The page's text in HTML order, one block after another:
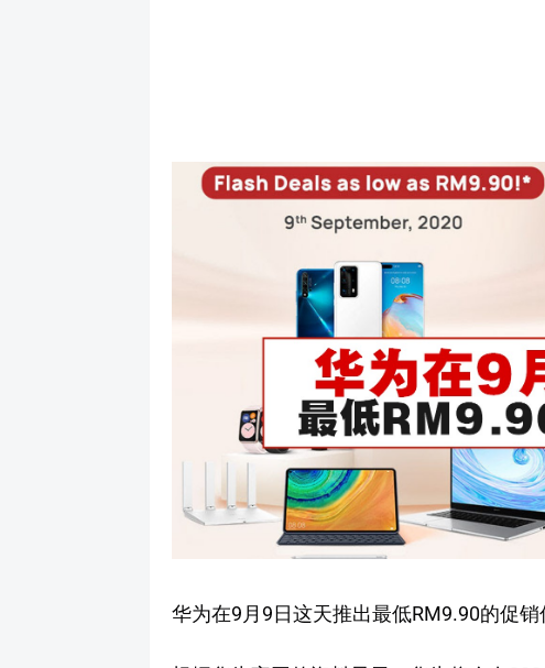
华为在9月9日这天推出最低RM9.90的促销